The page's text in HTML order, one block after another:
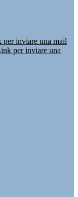
per inviare una mail
per inviare una